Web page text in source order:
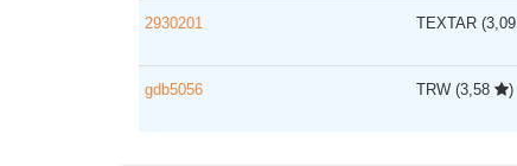
2930201 TEXTAR (3,09
gdb5056 TRW (3,58 )